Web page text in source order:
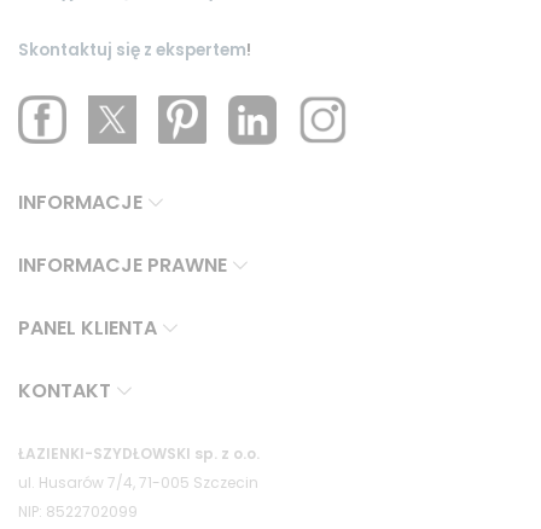
Skontaktuj się z ekspertem!
INFORMACJE
INFORMACJE PRAWNE
PANEL KLIENTA
KONTAKT
ŁAZIENKI-SZYDŁOWSKI sp. z o.o.
ul. Husarów 7/4, 71-005 Szczecin
NIP: 8522702099